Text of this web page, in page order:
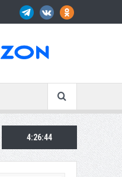
у жителя Дагестана
4:26:46